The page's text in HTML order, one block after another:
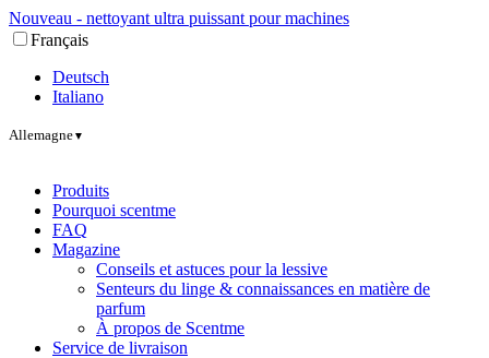
Nouveau - nettoyant ultra puissant pour machines
Français
Deutsch
Italiano
Allemagne▼
Produits
Pourquoi scentme
FAQ
Magazine
Conseils et astuces pour la lessive
Senteurs du linge & connaissances en matière de
parfum
À propos de Scentme
Service de livraison